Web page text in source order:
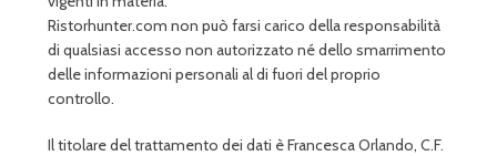
Ristorhunter.com non può farsi carico della responsabilità
di qualsiasi accesso non autorizzato né dello smarrimento
delle informazioni personali al di fuori del proprio
controllo.
Il titolare del trattamento dei dati è Francesca Orlando, C.F.